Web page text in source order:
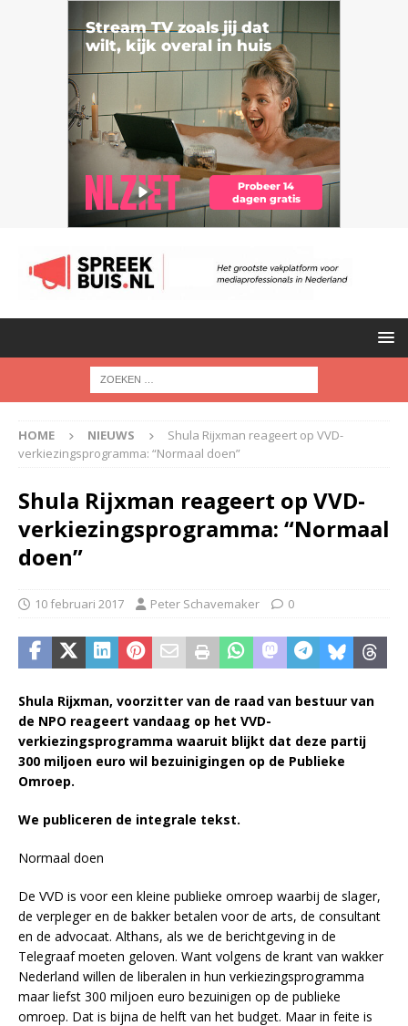
HOME NIEUWS
Shula Rijxman reageert op VVD-
verkiezingsprogramma: “Normaal doen”
Shula Rijxman reageert op VVD-
verkiezingsprogramma: “Normaal
doen”
10 februari 2017 Peter Schavemaker 0
Shula Rijxman, voorzitter van de raad van bestuur van
de NPO reageert vandaag op het VVD-
verkiezingsprogramma waaruit blijkt dat deze partij
300 miljoen euro wil bezuinigingen op de Publieke
Omroep.
We publiceren de integrale tekst.
Normaal doen
De VVD is voor een kleine publieke omroep waarbij de slager,
de verpleger en de bakker betalen voor de arts, de consultant
en de advocaat. Althans, als we de berichtgeving in de
Telegraaf moeten geloven. Want volgens de krant van wakker
Nederland willen de liberalen in hun verkiezingsprogramma
maar liefst 300 miljoen euro bezuinigen op de publieke
omroep. Dat is bijna de helft van het budget. Maar in feite is